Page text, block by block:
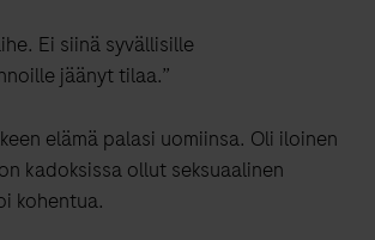
Ei siinä syvällisille
jäänyt tilaa.”
elämä palasi uomiinsa. Oli iloinen
kadoksissa ollut seksuaalinen
kohentua.